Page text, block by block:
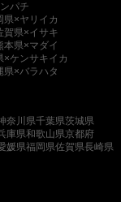
パチ
県×ヤリイカ
賀県×イサキ
本県×マダイ
×ケンサキイカ
県×バラハタ
奈川県千葉県茨城県
庫県和歌山県京都府
媛県福岡県佐賀県長崎県